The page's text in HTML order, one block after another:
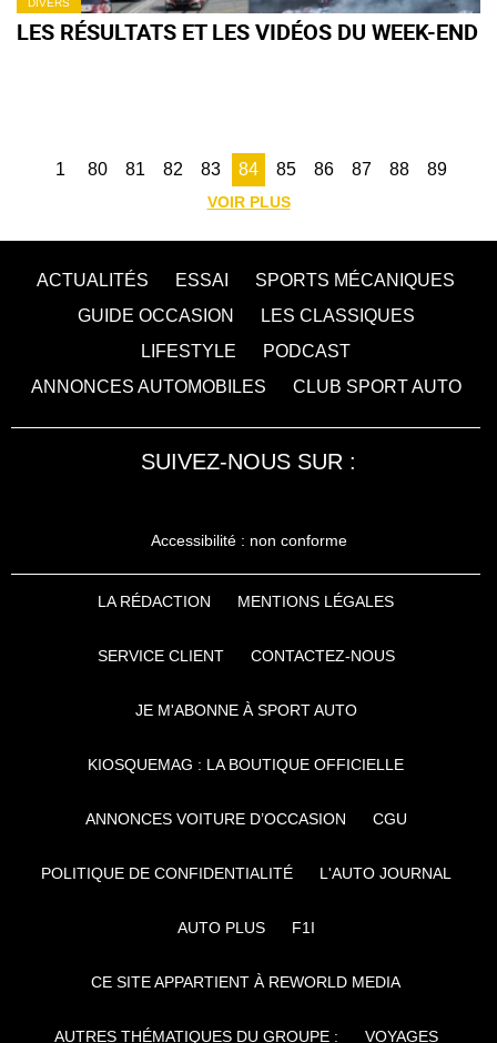
DIVERS
LES RÉSULTATS ET LES VIDÉOS DU WEEK-END
1 80 81 82 83 84 85 86 87 88 89
VOIR PLUS
ACTUALITÉS ESSAI
SPORTS MÉCANIQUES
GUIDE OCCASION
LES CLASSIQUES
LIFESTYLE
PODCAST
ANNONCES AUTOMOBILES
CLUB SPORT AUTO
SUIVEZ-NOUS SUR :
Accessibilité : non conforme
LA RÉDACTION MENTIONS LÉGALES
SERVICE CLIENT CONTACTEZ-NOUS
JE M'ABONNE À SPORT AUTO
KIOSQUEMAG : LA BOUTIQUE OFFICIELLE
ANNONCES VOITURE D’OCCASION CGU
POLITIQUE DE CONFIDENTIALITÉ L'AUTO JOURNAL
AUTO PLUS F1I
CE SITE APPARTIENT À REWORLD MEDIA
AUTRES THÉMATIQUES DU GROUPE : VOYAGES